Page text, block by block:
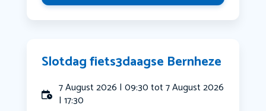
Slotdag fiets3daagse Bernheze
7 August 2026 | 09:30 tot 7 August 2026
| 17:30